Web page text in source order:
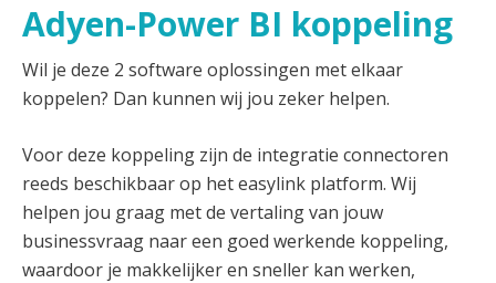
Adyen-Power BI koppeling
Wil je deze 2 software oplossingen met elkaar
koppelen? Dan kunnen wij jou zeker helpen.
Voor deze koppeling zijn de integratie connectoren
reeds beschikbaar op het easylink platform. Wij
helpen jou graag met de vertaling van jouw
businessvraag naar een goed werkende koppeling,
waardoor je makkelijker en sneller kan werken,